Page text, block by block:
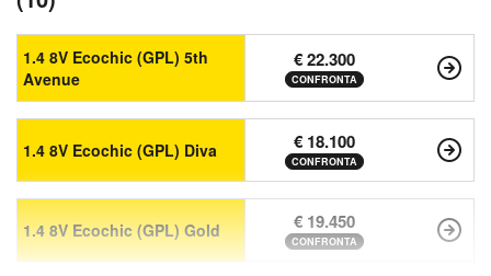
1.4 8V Ecochic (GPL) 5th
Avenue
€ 22.300
CONFRONTA
1.4 8V Ecochic (GPL) Diva € 18.100
CONFRONTA
1.4 8V Ecochic (GPL) Gold € 19.450
CONFRONTA